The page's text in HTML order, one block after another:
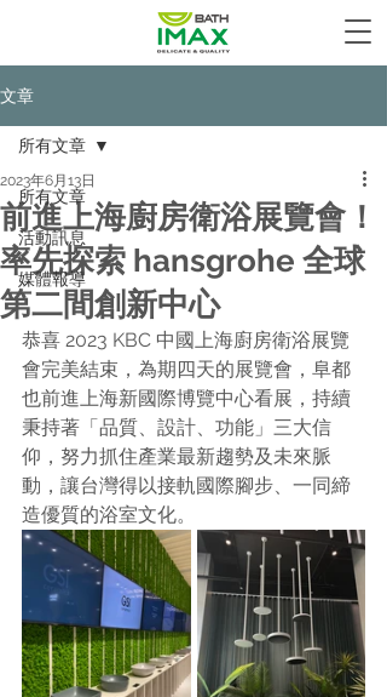
文章
所有文章
活動訊息
媒體報導
所有文章
前進上海廚房衛浴展覽會！
率先探索 hansgrohe 全球
第二間創新中心
2023年6月13日
恭喜 2023 KBC 中國上海廚房衛浴展覽
會完美結束，為期四天的展覽會，阜都
也前進上海新國際博覽中心看展，持續
秉持著「品質、設計、功能」三大信
仰，努力抓住產業最新趨勢及未來脈
動，讓台灣得以接軌國際腳步、一同締
造優質的浴室文化。